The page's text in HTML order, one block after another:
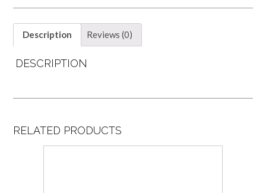
Description Reviews (0)
DESCRIPTION
RELATED PRODUCTS